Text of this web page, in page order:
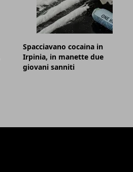
Spacciavano cocaina in
Irpinia, in manette due
giovani sanniti